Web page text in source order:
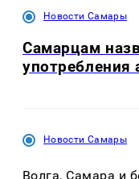
Новости Самары
Самарцам
употребления
Новости Самары
Волга, Самара и